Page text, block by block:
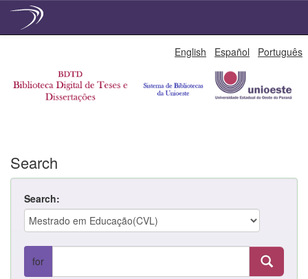
English Español Português
Search
Search:
for